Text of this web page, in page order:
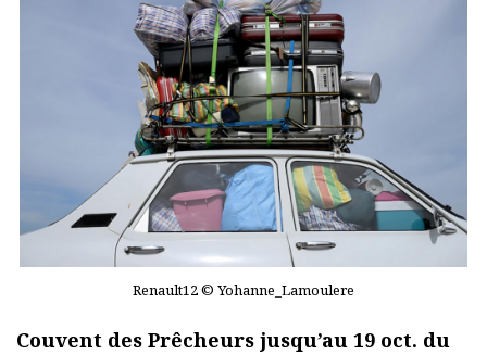
Renault12 © Yohanne_Lamoulere
Couvent des Prêcheurs jusqu’au 19 oct. du